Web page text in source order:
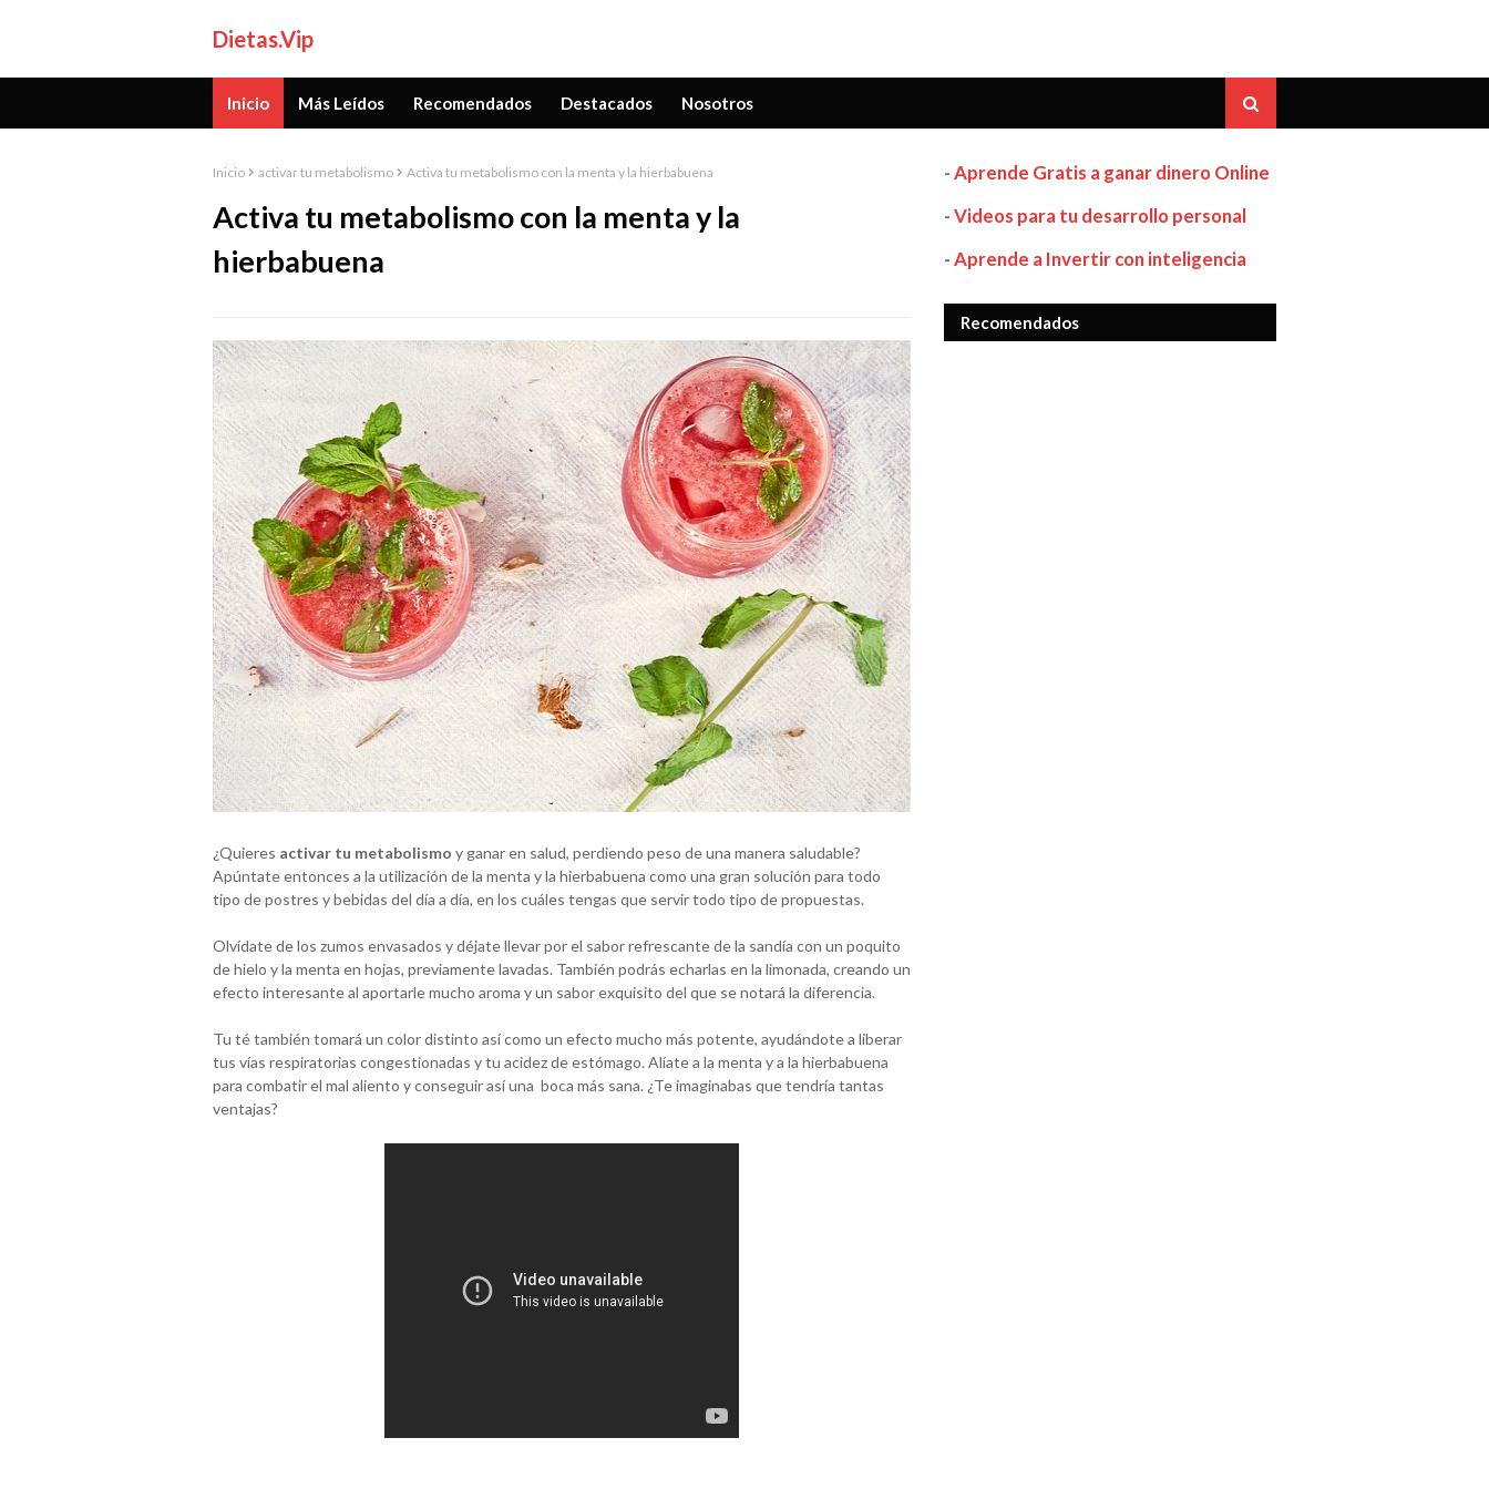
Dietas.Vip
Inicio Más Leídos Recomendados Destacados Nosotros
Inicio activar tu metabolismo Activa tu metabolismo con la menta y la hierbabuena
Activa tu metabolismo con la menta y la
hierbabuena
¿Quieres activar tu metabolismo y ganar en salud, perdiendo peso de una manera saludable?
Apúntate entonces a la utilización de la menta y la hierbabuena como una gran solución para todo
tipo de postres y bebidas del día a día, en los cuáles tengas que servir todo tipo de propuestas.
Olvídate de los zumos envasados y déjate llevar por el sabor refrescante de la sandía con un poquito
de hielo y la menta en hojas, previamente lavadas. También podrás echarlas en la limonada, creando un
efecto interesante al aportarle mucho aroma y un sabor exquisito del que se notará la diferencia.
Tu té también tomará un color distinto así como un efecto mucho más potente, ayudándote a liberar
tus vías respiratorias congestionadas y tu acidez de estómago. Alíate a la menta y a la hierbabuena
para combatir el mal aliento y conseguir así una boca más sana. ¿Te imaginabas que tendría tantas
ventajas?
-Aprende Gratis a ganar dinero Online
-Videos para tu desarrollo personal
-Aprende a Invertir con inteligencia
Recomendados